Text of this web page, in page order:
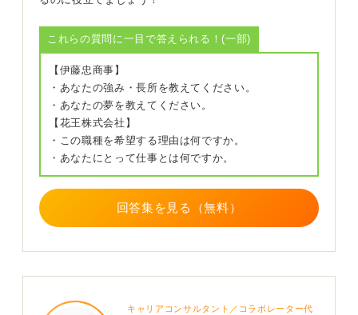
これらの質問に一目で答えられる！(一部)
【伊藤忠商事】
・あなたの強み・長所を教えてください。
・あなたの夢を教えてください。
【花王株式会社】
・この職種を希望する理由は何ですか。
・あなたにとって仕事とは何ですか。
回答集を見る（無料）
キャリアコンサルタント／コラボレーター代